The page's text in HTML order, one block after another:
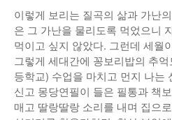
이렇게 보리는 질곡의 삶과 가난
은 그 가난을 물리도록 먹었으니
먹이고 싶지 않았다. 그런데 세월
그렇게 세대간에 꽁보리밥의 추
등학교) 수업을 마치고 먼지 나는
신고 몽당연필이 들은 필통과 책
매고 딸랑딸랑 소리를 내며 집으